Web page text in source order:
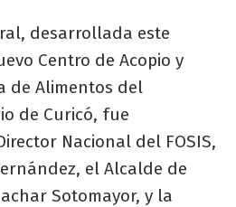
desarrollada este
Centro de Acopio y
de Alimentos del
de Curicó, fue
Nacional del FOSIS,
el Alcalde de
Sotomayor, y la